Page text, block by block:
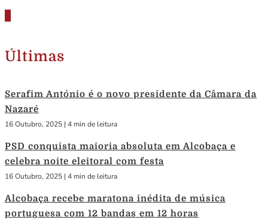
Últimas
Serafim António é o novo presidente da Câmara da
Nazaré
16 Outubro, 2025 | 4 min de leitura
PSD conquista maioria absoluta em Alcobaça e
celebra noite eleitoral com festa
16 Outubro, 2025 | 4 min de leitura
Alcobaça recebe maratona inédita de música
portuguesa com 12 bandas em 12 horas